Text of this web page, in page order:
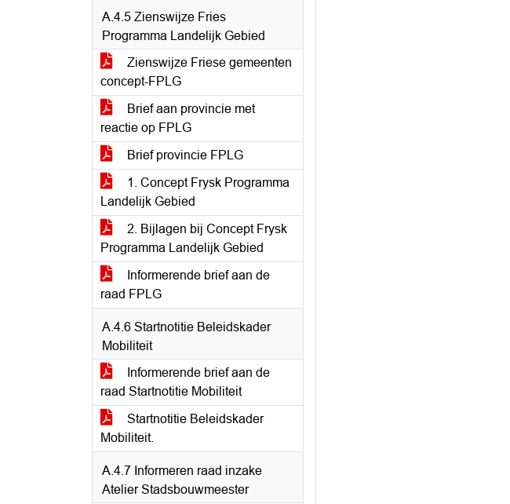
A.4.5 Zienswijze Fries
Programma Landelijk Gebied
Zienswijze Friese gemeenten
concept-FPLG
Brief aan provincie met
reactie op FPLG
Brief provincie FPLG
1. Concept Frysk Programma
Landelijk Gebied
2. Bijlagen bij Concept Frysk
Programma Landelijk Gebied
Informerende brief aan de
raad FPLG
A.4.6 Startnotitie Beleidskader
Mobiliteit
Informerende brief aan de
raad Startnotitie Mobiliteit
Startnotitie Beleidskader
Mobiliteit.
A.4.7 Informeren raad inzake
Atelier Stadsbouwmeester